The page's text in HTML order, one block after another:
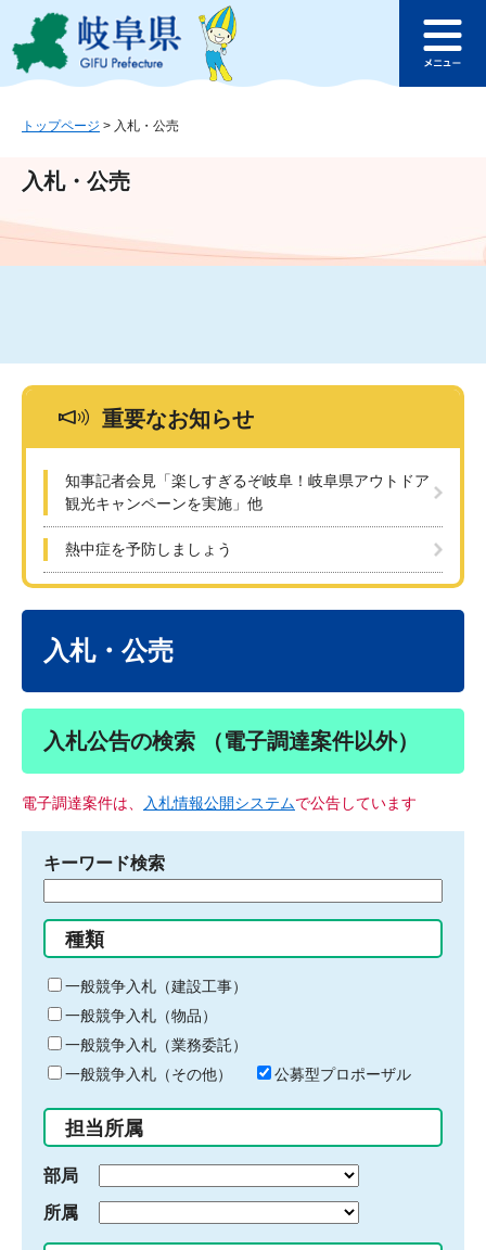
ジ
ュ
文
このページの本文へ
ュ
トップページ > 入札・公売
入札・公売
重要なお知らせ
知事記者会見「楽しすぎるぞ岐阜！岐阜県アウトドア
観光キャンペーンを実施」他
熱中症を予防しましょう
入札・公売
入札公告の検索 （電子調達案件以外）
電子調達案件は、 入札情報公開システムで公告しています
キーワード検索
る
キ
ー
ワ
ー
ド
入
力
種類
一般競争入札（建設工事）
一般競争入札（物品）
一般競争入札（業務委託）
一般競争入札（その他）
公募型プロポーザル
担当所属
部局
所属